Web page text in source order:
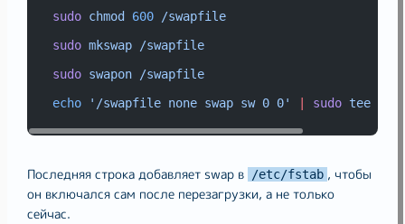
sudo chmod 600
/swapfile
sudo mkswap
/swapfile
sudo swapon
/swapfile
echo
'/swapfile none swap sw 0 0' sudo tee
Последняя строка добавляет swap в /etc/fstab , чтобы
он включался сам после перезагрузки, а не только
сейчас.